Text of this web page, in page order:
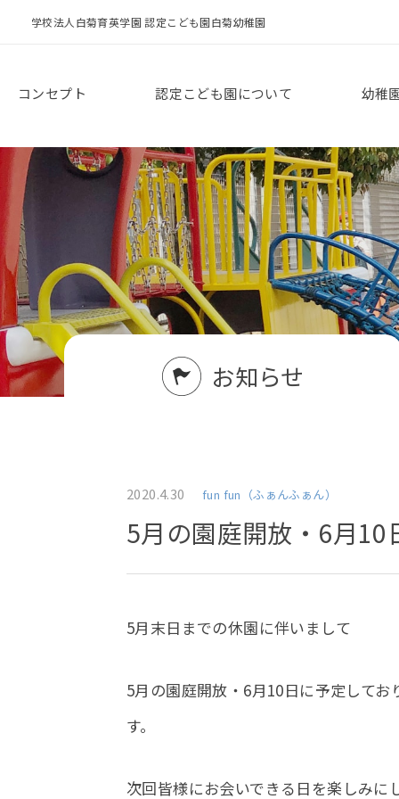
学校法人白菊育英学園 認定こども園白菊幼稚園
コンセプト 認定こども園について 幼稚
お知らせ
2020.4.30 fun fun（ふぁんふぁん）
5月の園庭開放・6月10
5月末日までの休園に伴いまして
5月の園庭開放・6月10日に予定して
す。
次回皆様にお会いできる日を楽しみに